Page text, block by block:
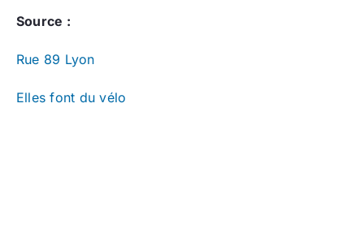
Source :
Rue 89 Lyon
Elles font du vélo